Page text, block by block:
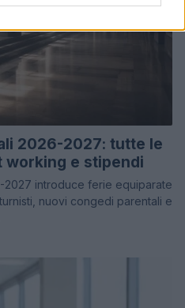
2026-2027: tutte le
working e stipendi
2027 introduce ferie equiparate
nuovi congedi parentali e